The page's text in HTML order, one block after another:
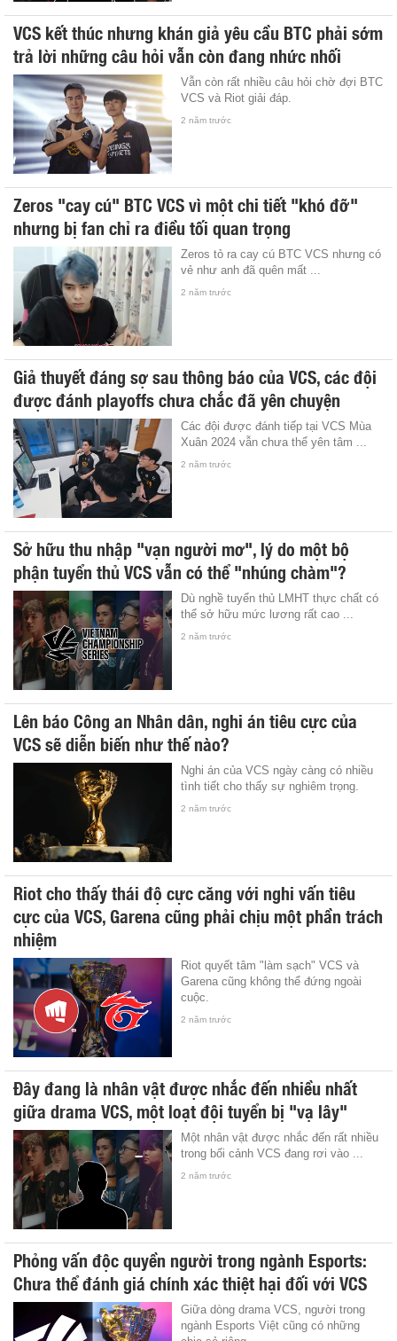
VCS kết thúc nhưng khán giả yêu cầu BTC phải sớm
trả lời những câu hỏi vẫn còn đang nhức nhối
Vẫn còn rất nhiều câu hỏi chờ đợi BTC
VCS và Riot giải đáp.
2 năm trước
Zeros "cay cú" BTC VCS vì một chi tiết "khó đỡ"
nhưng bị fan chỉ ra điều tối quan trọng
Zeros tỏ ra cay cú BTC VCS nhưng có
vẻ như anh đã quên mất ...
2 năm trước
Giả thuyết đáng sợ sau thông báo của VCS, các đội
được đánh playoffs chưa chắc đã yên chuyện
Các đội được đánh tiếp tại VCS Mùa
Xuân 2024 vẫn chưa thể yên tâm ...
2 năm trước
Sở hữu thu nhập "vạn người mơ", lý do một bộ
phận tuyển thủ VCS vẫn có thể "nhúng chàm"?
Dù nghề tuyển thủ LMHT thực chất có
thể sở hữu mức lương rất cao ...
2 năm trước
Lên báo Công an Nhân dân, nghi án tiêu cực của
VCS sẽ diễn biến như thế nào?
Nghi án của VCS ngày càng có nhiều
tình tiết cho thấy sự nghiêm trọng.
2 năm trước
Riot cho thấy thái độ cực căng với nghi vấn tiêu
cực của VCS, Garena cũng phải chịu một phần trách
nhiệm
Riot quyết tâm "làm sạch" VCS và
Garena cũng không thể đứng ngoài
cuộc.
2 năm trước
Đây đang là nhân vật được nhắc đến nhiều nhất
giữa drama VCS, một loạt đội tuyển bị "vạ lây"
Một nhân vật được nhắc đến rất nhiều
trong bối cảnh VCS đang rơi vào ...
2 năm trước
Phỏng vấn độc quyền người trong ngành Esports:
Chưa thể đánh giá chính xác thiệt hại đối với VCS
Giữa dòng drama VCS, người trong
ngành Esports Việt cũng có những